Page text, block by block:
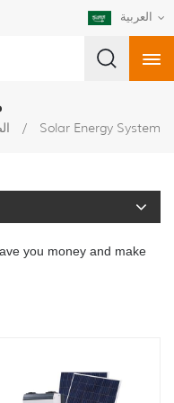
العربية
/ Solar Energy System
you money and make